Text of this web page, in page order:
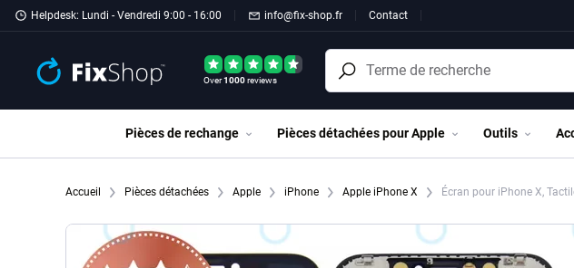
Passer au contenu principal
Helpdesk: Lundi - Vendredi 9:00 - 16:00 info@fix-shop.fr Contact
Over1000reviews
Pièces de rechange Pièces détachées pour Apple Outils
Accueil Pièces détachées Apple iPhone Apple iPhone X Écran pour iPhone X,